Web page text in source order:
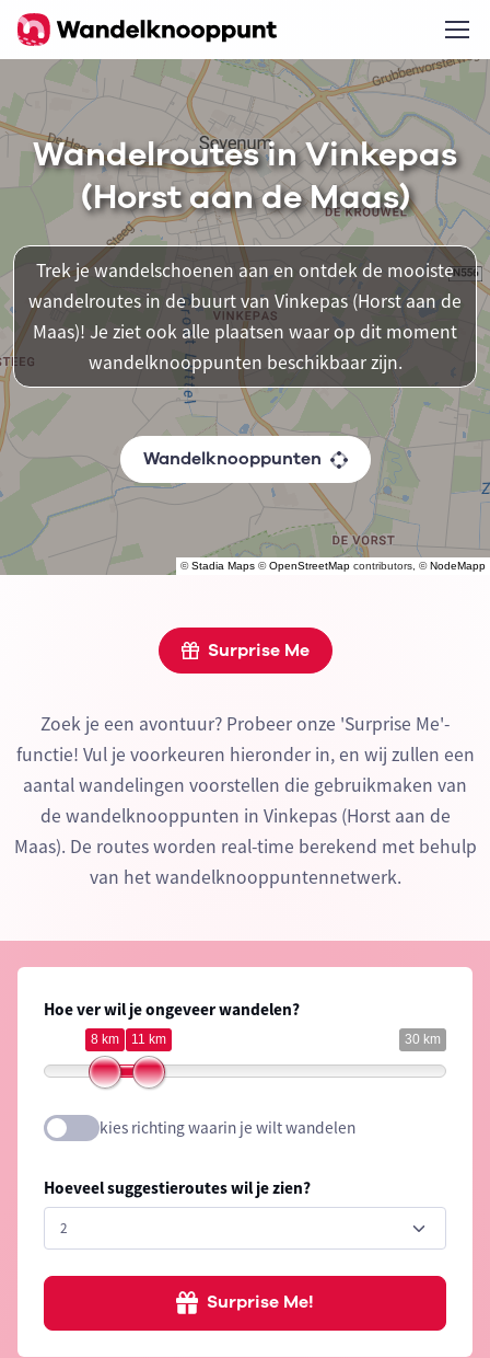
©Stadia Maps ©OpenStreetMap contributors, ©NodeMapp
Wandelroutes in Vinkepas
(Horst aan de Maas)
Trek je wandelschoenen aan en ontdek de mooiste
wandelroutes in de buurt van Vinkepas (Horst aan de
Maas)! Je ziet ook alle plaatsen waar op dit moment
wandelknooppunten beschikbaar zijn.
Wandelknooppunten
Surprise Me
Zoek je een avontuur? Probeer onze 'Surprise Me'-
functie! Vul je voorkeuren hieronder in, en wij zullen een
aantal wandelingen voorstellen die gebruikmaken van
de wandelknooppunten in Vinkepas (Horst aan de
Maas). De routes worden real-time berekend met behulp
van het wandelknooppuntennetwerk.
Hoe ver wil je ongeveer wandelen?
30 km
8 km 11 km
kies richting waarin je wilt wandelen
Hoeveel suggestieroutes wil je zien?
Surprise Me!